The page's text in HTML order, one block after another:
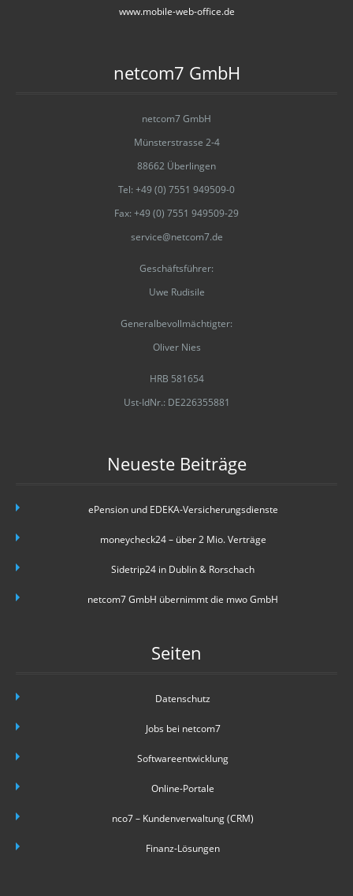
www.mobile-web-office.de
netcom7 GmbH
netcom7 GmbH
Münsterstrasse 2-4
88662 Überlingen
Tel: +49 (0) 7551 949509-0
Fax: +49 (0) 7551 949509-29
service@netcom7.de
Geschäftsführer:
Uwe Rudisile
Generalbevollmächtigter:
Oliver Nies
HRB 581654
Ust-IdNr.: DE226355881
Neueste Beiträge
ePension und EDEKA-Versicherungsdienste
moneycheck24 – über 2 Mio. Verträge
Sidetrip24 in Dublin & Rorschach
netcom7 GmbH übernimmt die mwo GmbH
Seiten
Datenschutz
Jobs bei netcom7
Softwareentwicklung
Online-Portale
nco7 – Kundenverwaltung (CRM)
Finanz-Lösungen